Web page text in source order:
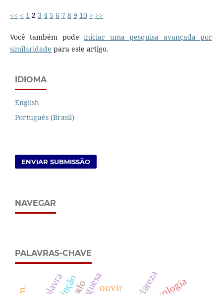
<< < 1 2 3 4 5 6 7 8 9 10 > >>
Você também podeiniciar uma pesquisa avançada por
similaridade para este artigo.
IDIOMA
English
Português (Brasil)
ENVIAR SUBMISSÃO
NAVEGAR
PALAVRAS-CHAVE
palavra clareza
ouvir